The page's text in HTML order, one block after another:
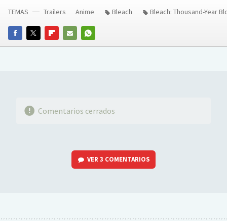
FACEBOOKTWITTERFLIPBOARD
E-
WHATSAPP
TEMAS Trailers Anime Bleach Bleach: Thousand-Year
Comentarios cerrados
VER3 COMENTARIOS